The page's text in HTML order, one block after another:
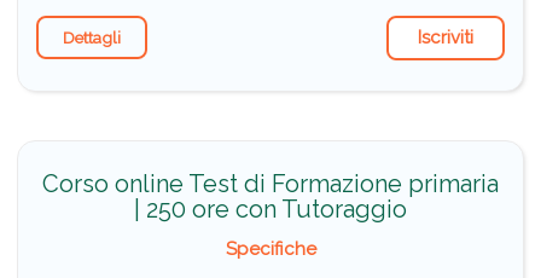
Dettagli Iscriviti
Corso online Test di Formazione primaria
| 250 ore con Tutoraggio
Specifiche